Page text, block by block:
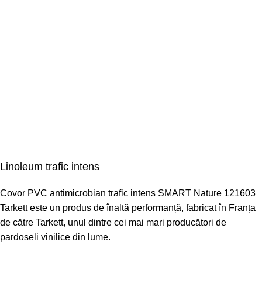
Linoleum trafic intens
Covor PVC antimicrobian trafic intens SMART Nature 121603
Tarkett este un produs de înaltă performanță, fabricat în Franța
de către Tarkett, unul dintre cei mai mari producători de
pardoseli vinilice din lume.